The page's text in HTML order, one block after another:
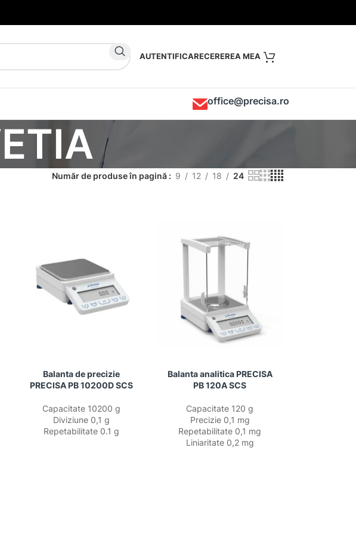
AUTENTIFICARE
office@precisa.ro
Număr de produse în pagină 9 12 18 24
Balanta de precizie
PRECISA PB 10200D SCS
Capacitate 10200 g
Diviziune 0,1 g
Repetabilitate 0.1 g
Balanta analitica PRECISA
PB 120A SCS
Capacitate 120 g
Precizie 0,1 mg
Repetabilitate 0,1 mg
Liniaritate 0,2 mg